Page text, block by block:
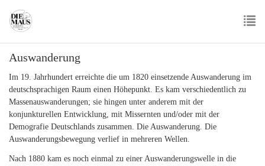
main
Auswanderung
Im 19. Jahrhundert erreichte die um 1820 einsetzende Auswanderung im
deutschsprachigen Raum einen Höhepunkt. Es kam verschiedentlich zu
Massenauswanderungen; sie hingen unter anderem mit der
konjunkturellen Entwicklung, mit Missernten und/oder mit der
Demografie Deutschlands zusammen. Die Auswanderung. Die
Auswanderungsbewegung verlief in mehreren Wellen.
Nach 1880 kam es noch einmal zu einer Auswanderungswelle in die